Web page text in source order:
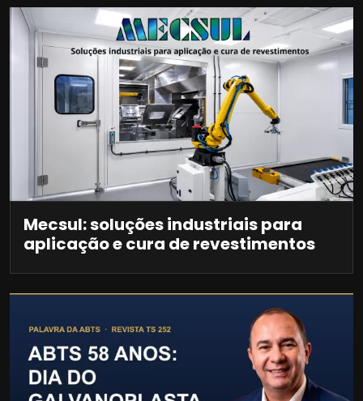
Mecsul: soluções industriais para
aplicação e cura de revestimentos